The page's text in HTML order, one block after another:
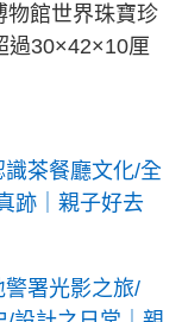
館世界珠寶珍
過30×42×10厘
茶餐廳文化/全
跡｜親子好去
署光影之旅/